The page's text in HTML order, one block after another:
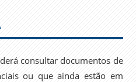
consultar documentos de
ou que ainda estão em